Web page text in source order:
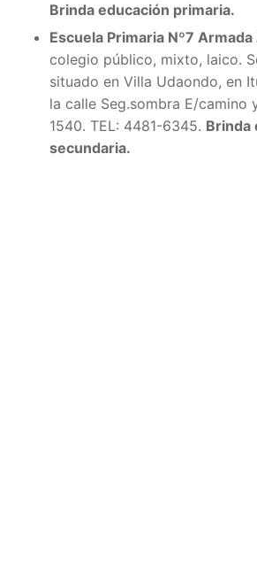
Brinda educación primaria.
Escuela Primaria Nº7
colegio público, mixto, laico.
situado en Villa Udaondo, en
la calle Seg.sombra E/camino
1540. TEL: 4481-6345. Brinda
secundaria.